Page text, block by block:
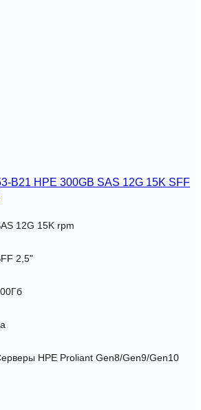
B21 HPE 300GB SAS 12G 15K SFF
12G 15K rpm
2,5"
HPE Proliant Gen8/Gen9/Gen10